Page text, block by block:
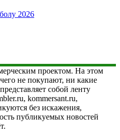
2026
проектом. На этом
не покупают, ни какие
собой ленту
kommersant.ru,
без искажения,
публикуемых новостей